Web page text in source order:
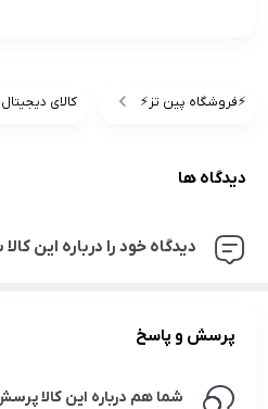
⚡️فروشگاه پین تز⚡️ کالای دیجیتال
دیدگاه ها
دیدگاه خود را درباره این
پرسش و پاسخ
شما هم درباره این کالا